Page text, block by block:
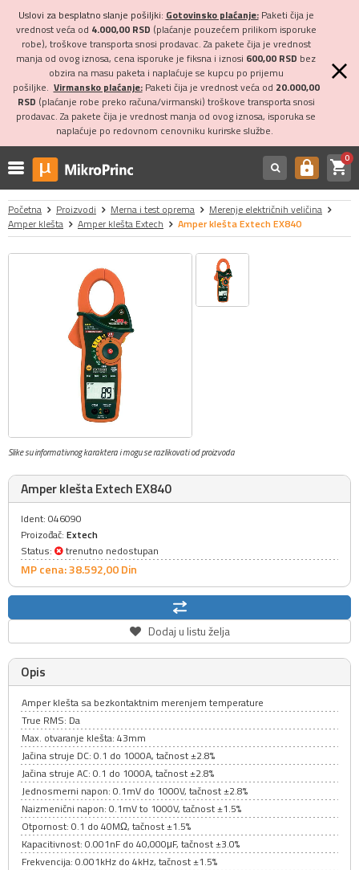
Uslovi za besplatno slanje pošiljki: Gotovinsko plaćanje:Paketi čija je
vrednost veća od 4.000,00 RSD (plaćanje pouzećem prilikom isporuke
robe), troškove transporta snosi prodavac. Za pakete čija je vrednost
manja od ovog iznosa, cena isporuke je fiksna i iznosi 600,00 RSD bez
obzira na masu paketa i naplaćuje se kupcu po prijemu
pošiljke. Virmansko plaćanje:Paketi čija je vrednost veća od 20.000,00
RSD (plaćanje robe preko računa/virmanski) troškove transporta snosi
prodavac. Za pakete čija je vrednost manja od ovog iznosa, isporuka se
naplaćuje po redovnom cenovniku kurirske službe.
https shopping_cart0
Početna Proizvodi Merna i test oprema
Merenje električnih veličina
Amper klešta
Amper klešta Extech Amper klešta Extech EX840
Slike su informativnog karaktera i mogu se razlikovati od proizvoda
Amper klešta Extech EX840
Ident: 046090
Proizođač: Extech
Status:
trenutno nedostupan
MP cena: 38.592,00Din
Dodaj u listu želja
Opis
Amper klešta sa bezkontaktnim merenjem temperature
True RMS: Da
Max. otvaranje klešta: 43mm
Jačina struje DC: 0.1 do 1000A, tačnost ±2.8%
Jačina struje AC: 0.1 do 1000A, tačnost ±2.8%
Jednosmerni napon: 0.1mV do 1000V, tačnost ±2.8%
Naizmenični napon: 0.1mV to 1000V, tačnost ±1.5%
Otpornost: 0.1 do 40MΩ, tačnost ±1.5%
Kapacitivnost: 0.001nF do 40,000μF, tačnost ±3.0%
Frekvencija: 0.001kHz do 4kHz, tačnost ±1.5%